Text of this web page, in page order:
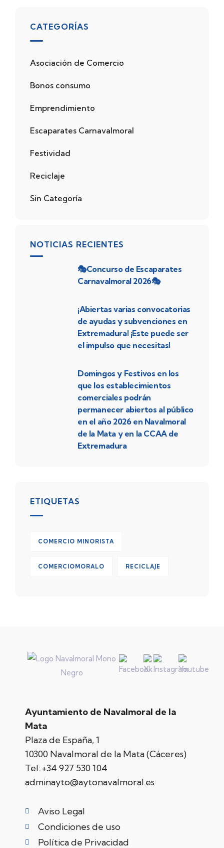
CATEGORÍAS
Asociación de Comercio
Bonos consumo
Emprendimiento
Escaparates Carnavalmoral
Festividad
Reciclaje
Sin Categoría
NOTICIAS RECIENTES
🎭Concurso de Escaparates
Carnavalmoral 2026🎭
¡Abiertas varias convocatorias
de ayudas y subvenciones en
Extremadura! ¡Este puede ser
el impulso que necesitas!
Domingos y Festivos en los
que los establecimientos
comerciales podrán
permanecer abiertos al público
en el año 2026 en Navalmoral
de la Mata y en la CCAA de
Extremadura
ETIQUETAS
COMERCIO MINORISTA
COMERCIOMORALO RECICLAJE
Ayuntamiento de Navalmoral de la
Mata
Plaza de España, 1
10300 Navalmoral de la Mata (Cáceres)
Tel: +34 927 530 104
adminayto@aytonavalmoral.es
Aviso Legal
Condiciones de uso
Política de Privacidad